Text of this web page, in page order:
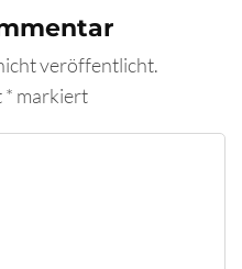
veröffentlicht.
* markiert